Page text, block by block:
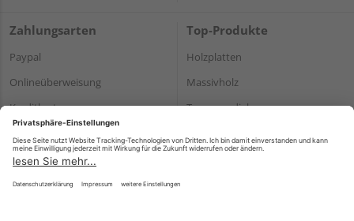
Zahlungsarten
Paypal
Onlineüberweisung
Kreditkarte
*Bonität vorausgesetzt
Top-Produkte
Holzplatten
Massivholz
Terrassendielen